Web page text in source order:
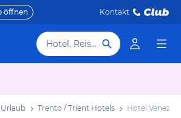
öffnen Kontakt
Hotel, Reiseziel
Trento / Trient Hotels Hotel Venezia